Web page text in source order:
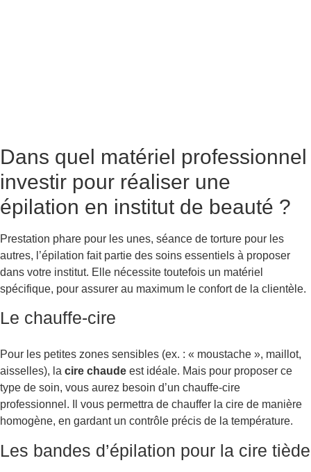
Dans quel matériel professionnel
investir pour réaliser une
épilation en institut de beauté ?
Prestation phare pour les unes, séance de torture pour les
autres, l’épilation fait partie des soins essentiels à proposer
dans votre institut. Elle nécessite toutefois un matériel
spécifique, pour assurer au maximum le confort de la clientèle.
Le chauffe-cire
Pour les petites zones sensibles (ex. : « moustache », maillot,
aisselles), la cire chaude est idéale. Mais pour proposer ce
type de soin, vous aurez besoin d’un chauffe-cire
professionnel. Il vous permettra de chauffer la cire de manière
homogène, en gardant un contrôle précis de la température.
Les bandes d’épilation pour la cire tiède